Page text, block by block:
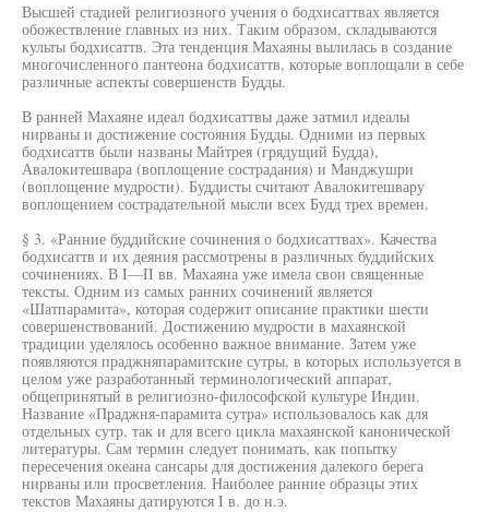
Высшей стадией религиозного учения о бодхисаттвах является
обожествление главных из них. Таким образом, складываются
культы бодхисаттв. Эта тенденция Махаяны вылилась в создание
многочисленного пантеона бодхисаттв, которые воплощали в себе
различные аспекты совершенств Будды.
В ранней Махаяне идеал бодхисаттвы даже затмил идеалы
нирваны и достижение состояния Будды. Одними из первых
бодхисаттв были названы Майтрея (грядущий Будда),
Авалокитешвара (воплощение сострадания) и Манджушри
(воплощение мудрости). Буддисты считают Авалокитешвару
воплощением сострадательной мысли всех Будд трех времен.
§ 3. «Ранние буддийские сочинения о бодхисаттвах». Качества
бодхисаттв и их деяния рассмотрены в различных буддийских
сочинениях. В I—II вв. Махаяна уже имела свои священные
тексты. Одним из самых ранних сочинений является
«Шатпарамита», которая содержит описание практики шести
совершенствований. Достижению мудрости в махаянской
традиции уделялось особенно важное внимание. Затем уже
появляются праджняпарамитские сутры, в которых используется в
целом уже разработанный терминологический аппарат,
общепринятый в религиозно-философской культуре Индии.
Название «Праджня-парамита сутра» использовалось как для
отдельных сутр, так и для всего цикла махаянской канонической
литературы. Сам термин следует понимать, как попытку
пересечения океана сансары для достижения далекого берега
нирваны или просветления. Наиболее ранние образцы этих
текстов Махаяны датируются I в. до н.э.